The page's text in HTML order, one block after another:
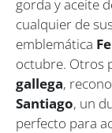
gorda y aceite
cualquier de
emblemática
octubre. Otros
gallega,
Santiago, un
perfecto para